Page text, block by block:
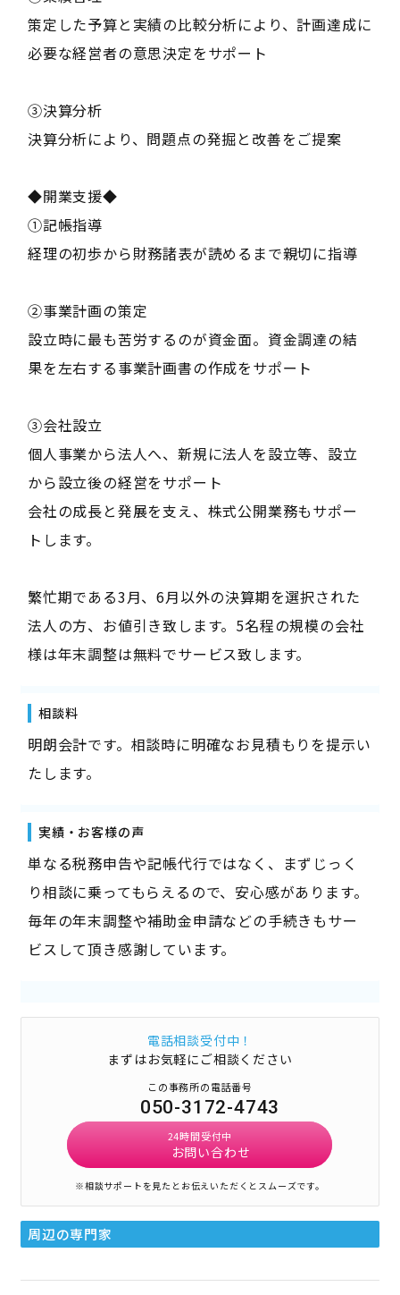
策定した予算と実績の比較分析により、計画達成に
必要な経営者の意思決定をサポート
③決算分析
決算分析により、問題点の発掘と改善をご提案
◆開業支援◆
①記帳指導
経理の初歩から財務諸表が読めるまで親切に指導
②事業計画の策定
設立時に最も苦労するのが資金面。資金調達の結
果を左右する事業計画書の作成をサポート
③会社設立
個人事業から法人へ、新規に法人を設立等、設立
から設立後の経営をサポート
会社の成長と発展を支え、株式公開業務もサポー
トします。
繁忙期である3月、6月以外の決算期を選択された
法人の方、お値引き致します。5名程の規模の会社
様は年末調整は無料でサービス致します。
相談料
明朗会計です。相談時に明確なお見積もりを提示い
たします。
実績・お客様の声
単なる税務申告や記帳代行ではなく、まずじっく
り相談に乗ってもらえるので、安心感があります。
毎年の年末調整や補助金申請などの手続きもサー
ビスして頂き感謝しています。
電話相談受付中！
まずはお気軽にご相談ください
この事務所の電話番号
050-3172-4743
24時間受付中
お問い合わせ
※相談サポートを見たとお伝えいただくとスムーズです。
周辺の専門家